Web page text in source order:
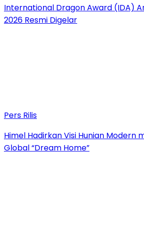
International Dragon Award (IDA)
2026 Resmi Digelar
Pers Rilis
Himel Hadirkan Visi Hunian Modern
Global “Dream Home”